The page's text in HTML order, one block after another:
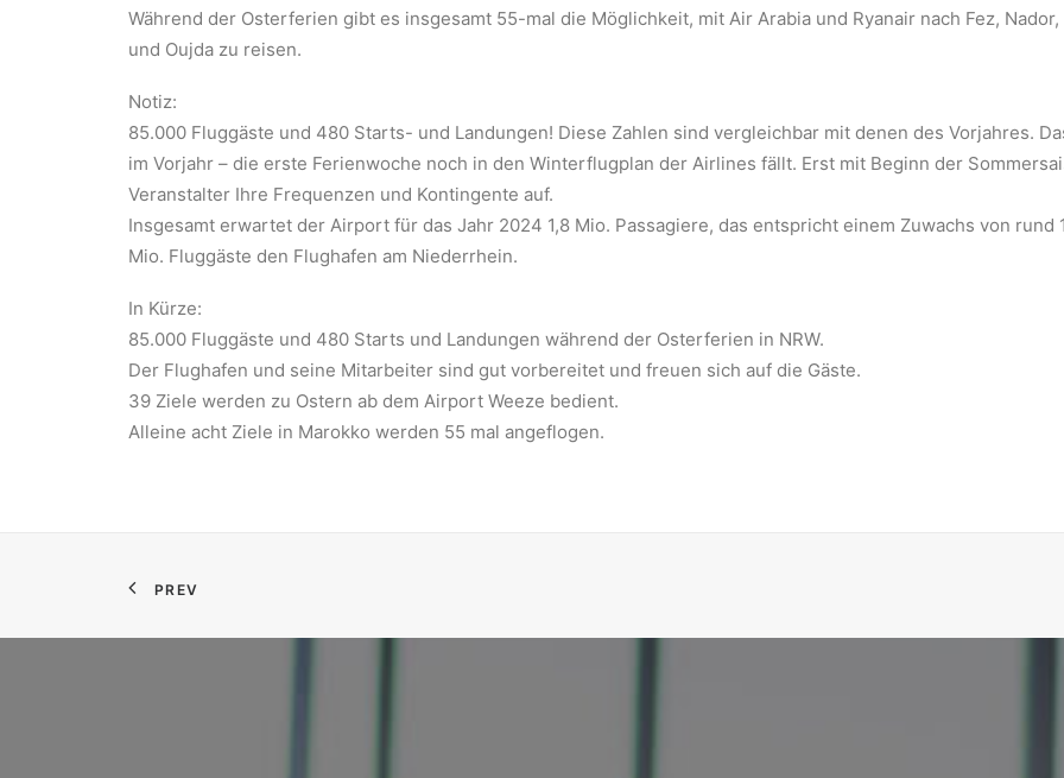
Während der Osterferien gibt es insgesamt 55-mal die Möglichkeit, mit Air Arabia und Ryanair nach Fez,
und Oujda zu reisen.
Notiz:
85.000 Fluggäste und 480 Starts- und Landungen! Diese Zahlen sind vergleichbar mit denen des Vorjahres.
im Vorjahr – die erste Ferienwoche noch in den Winterflugplan der Airlines fällt. Erst mit Beginn der
Veranstalter Ihre Frequenzen und Kontingente auf.
Insgesamt erwartet der Airport für das Jahr 2024 1,8 Mio. Passagiere, das entspricht einem Zuwachs von rund
Mio. Fluggäste den Flughafen am Niederrhein.
In Kürze:
85.000 Fluggäste und 480 Starts und Landungen während der Osterferien in NRW.
Der Flughafen und seine Mitarbeiter sind gut vorbereitet und freuen sich auf die Gäste.
39 Ziele werden zu Ostern ab dem Airport Weeze bedient.
Alleine acht Ziele in Marokko werden 55 mal angeflogen.
PREV